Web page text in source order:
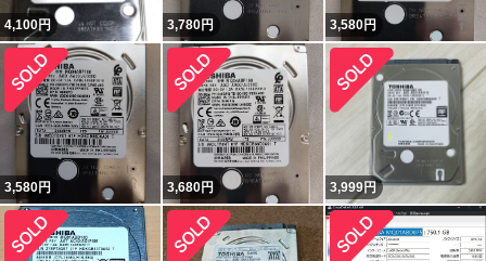
4,100円 3,780円 3,580円
3,580円 3,680円 3,999円